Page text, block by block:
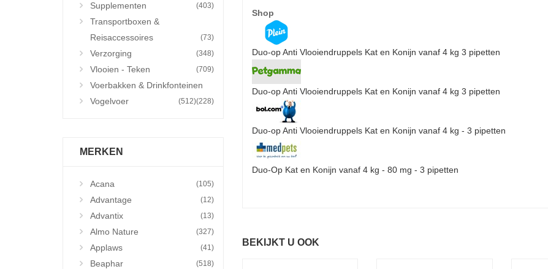
Supplementen (403)
Transportboxen &
Reisaccessoires
(73)
Verzorging (348)
Vlooien - Teken (709)
Voerbakken & Drinkfonteinen
(228)
Vogelvoer (512)
MERKEN
Acana (105)
Advantage (12)
Advantix (13)
Almo Nature (327)
Applaws (41)
Beaphar (518)
Shop
Duo-op Anti Vlooiendruppels Kat en Konijn vanaf 4 kg 3 pipetten
Duo-op Anti Vlooiendruppels Kat en Konijn vanaf 4 kg 3 pipetten
Duo-op Anti Vlooiendruppels Kat en Konijn vanaf 4 kg - 3 pipetten
Duo-Op Kat en Konijn vanaf 4 kg - 80 mg - 3 pipetten
BEKIJKT U OOK